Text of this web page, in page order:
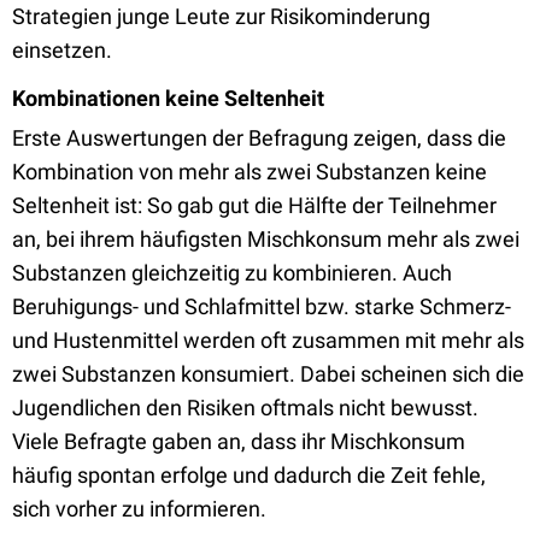
Strategien junge Leute zur Risikominderung
einsetzen.
Kombinationen keine Seltenheit
Erste Auswertungen der Befragung zeigen, dass die
Kombination von mehr als zwei Substanzen keine
Seltenheit ist: So gab gut die Hälfte der Teilnehmer
an, bei ihrem häufigsten Mischkonsum mehr als zwei
Substanzen gleichzeitig zu kombinieren. Auch
Beruhigungs- und Schlafmittel bzw. starke Schmerz-
und Hustenmittel werden oft zusammen mit mehr als
zwei Substanzen konsumiert. Dabei scheinen sich die
Jugendlichen den Risiken oftmals nicht bewusst.
Viele Befragte gaben an, dass ihr Mischkonsum
häufig spontan erfolge und dadurch die Zeit fehle,
sich vorher zu informieren.